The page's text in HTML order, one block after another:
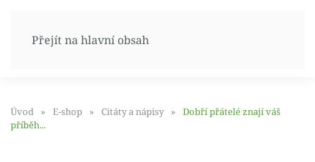
Přejít na hlavní obsah
Úvod E-shop Citáty a nápisy
Dobří přátelé znají váš
příběh...